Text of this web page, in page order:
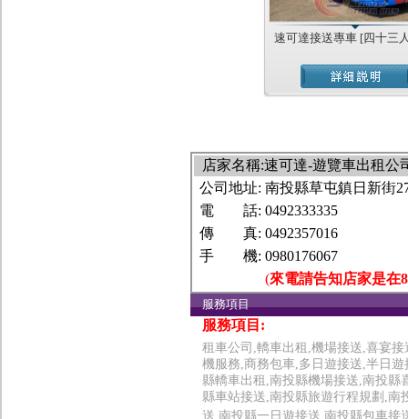
速可達接送專車 [四十三
店家名稱:速可達-遊覽車出租
公司地址: 南投縣草屯鎮日新街
電 話: 0492333335
傳 真: 0492357016
手 機: 0980176067
(來電請告知店家是在
服務項目
服務項目:
租車公司,轎車出租,機場接送,喜宴
機服務,商務包車,多日遊接送,半日
縣轎車出租,南投縣機場接送,南投縣
縣車站接送,南投縣旅遊行程規劃,南
送,南投縣一日遊接送,南投縣包車接